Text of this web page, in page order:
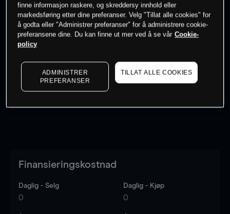
Søk om konto
Kursene er veiledende. to see latest market data
Finansieringskostnad
Daglig - Selg
0
Daglig - Kjøp
0
finne informasjon raskere, og skreddersy innhold eller
markedsføring etter dine preferanser. Velg "Tillat alle cookies" for
å godta eller "Administrer preferanser" for å administrere cookie-
preferansene dine. Du kan finne ut mer ved å se vår Cookie-
policy
ADMINISTRER
PREFERANSER
TILLAT ALLE COOKIES